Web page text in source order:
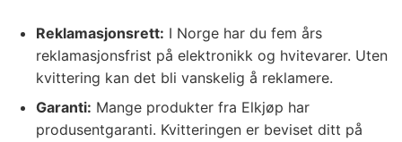
Reklamasjonsrett: I Norge har du fem års
reklamasjonsfrist på elektronikk og hvitevarer. Uten
kvittering kan det bli vanskelig å reklamere.
Garanti: Mange produkter fra Elkjøp har
produsentgaranti. Kvitteringen er beviset ditt på